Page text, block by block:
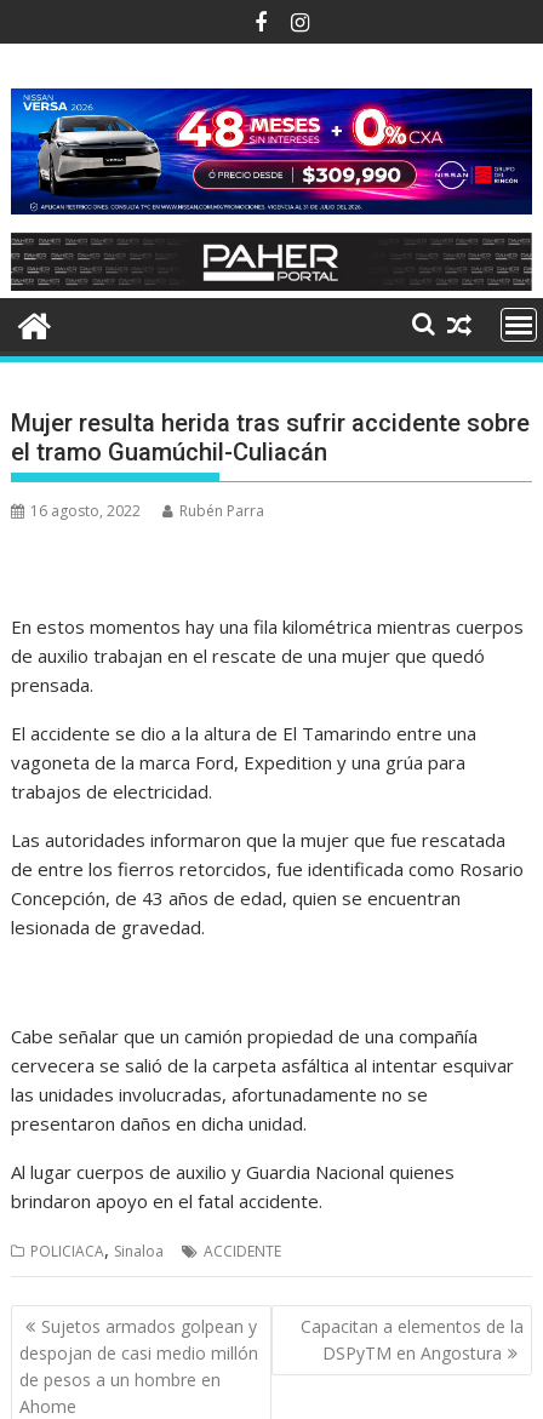
al
Mujer resulta herida tras sufrir accidente sobre
el tramo Guamúchil-Culiacán
16 agosto, 2022 Rubén Parra
En estos momentos hay una fila kilométrica mientras cuerpos
de auxilio trabajan en el rescate de una mujer que quedó
prensada.
El accidente se dio a la altura de El Tamarindo entre una
vagoneta de la marca Ford, Expedition y una grúa para
trabajos de electricidad.
Las autoridades informaron que la mujer que fue rescatada
de entre los fierros retorcidos, fue identificada como Rosario
Concepción, de 43 años de edad, quien se encuentran
lesionada de gravedad.
Cabe señalar que un camión propiedad de una compañía
cervecera se salió de la carpeta asfáltica al intentar esquivar
las unidades involucradas, afortunadamente no se
presentaron daños en dicha unidad.
Al lugar cuerpos de auxilio y Guardia Nacional quienes
brindaron apoyo en el fatal accidente.
POLICIACA, Sinaloa ACCIDENTE
Navegación
de
entradas
Sujetos armados golpean y
despojan de casi medio millón
de pesos a un hombre en
Ahome
Capacitan a elementos de la
DSPyTM en Angostura